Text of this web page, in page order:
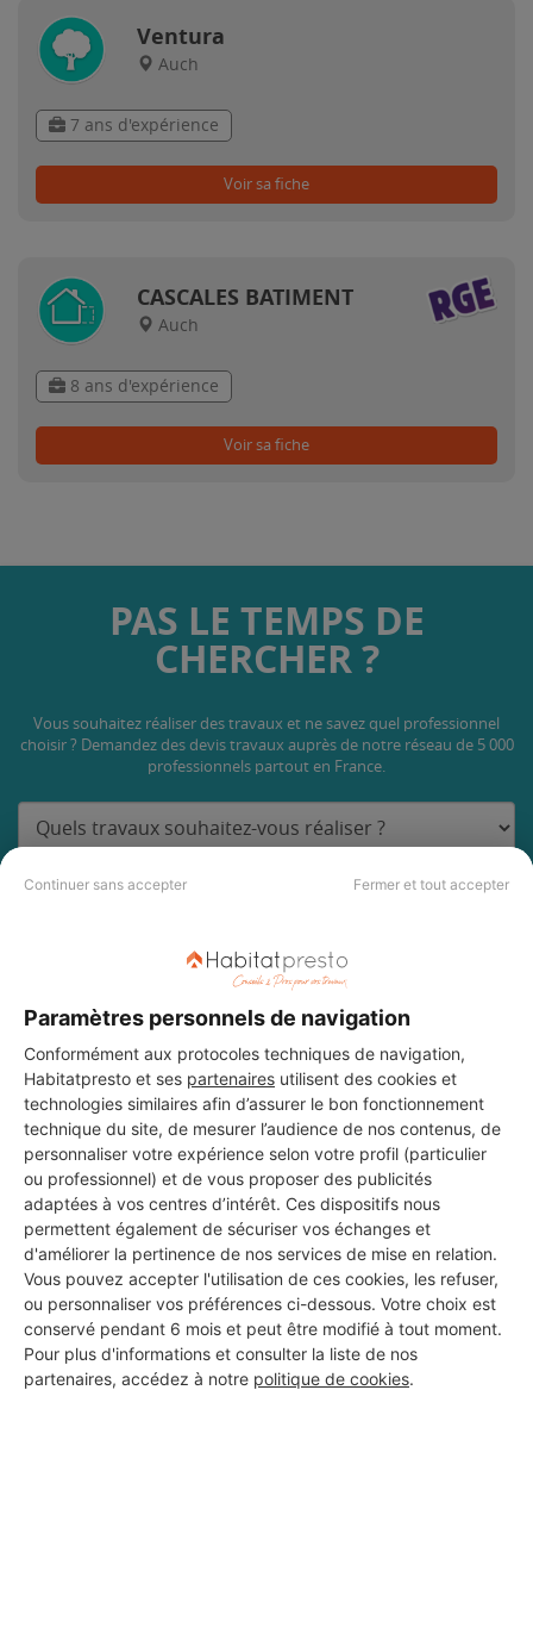
Continuer sans accepter Fermer et tout accepter
Paramètres personnels de navigation
Conformément aux protocoles techniques de navigation,
Habitatpresto et ses partenaires utilisent des cookies et
technologies similaires afin d’assurer le bon fonctionnement
technique du site, de mesurer l’audience de nos contenus, de
personnaliser votre expérience selon votre profil (particulier
ou professionnel) et de vous proposer des publicités
adaptées à vos centres d’intérêt. Ces dispositifs nous
permettent également de sécuriser vos échanges et
d'améliorer la pertinence de nos services de mise en relation.
Vous pouvez accepter l'utilisation de ces cookies, les refuser,
ou personnaliser vos préférences ci-dessous. Votre choix est
conservé pendant 6 mois et peut être modifié à tout moment.
Pour plus d'informations et consulter la liste de nos
partenaires, accédez à notre politique de cookies.
Ventura
Auch
7 ans d'expérience
Voir sa fiche
CASCALES BATIMENT
Auch
8 ans d'expérience
Voir sa fiche
PAS LE TEMPS DE
CHERCHER ?
Vous souhaitez réaliser des travaux et ne savez quel professionnel
choisir ? Demandez des devis travaux auprès de notre réseau de 5 000
professionnels partout en France.
DEMANDER UN DEVIS
Aucun autre professionnel disponible dans cette zone